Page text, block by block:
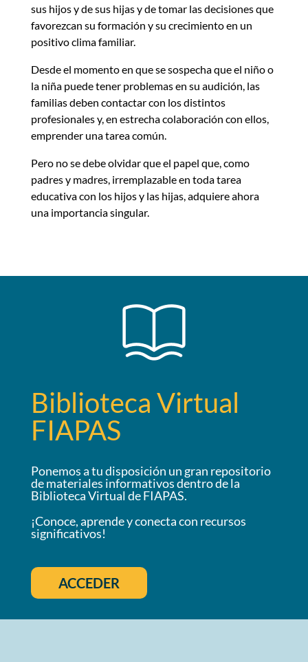
sus hijos y de sus hijas y de tomar las decisiones que
favorezcan su formación y su crecimiento en un
positivo clima familiar.
Desde el momento en que se sospecha que el niño o
la niña puede tener problemas en su audición, las
familias deben contactar con los distintos
profesionales y, en estrecha colaboración con ellos,
emprender una tarea común.
Pero no se debe olvidar que el papel que, como
padres y madres, irremplazable en toda tarea
educativa con los hijos y las hijas, adquiere ahora
una importancia singular.
Biblioteca Virtual
FIAPAS
Ponemos a tu disposición un gran repositorio
de materiales informativos dentro de la
Biblioteca Virtual de FIAPAS.
¡Conoce, aprende y conecta con recursos
significativos!
ACCEDER